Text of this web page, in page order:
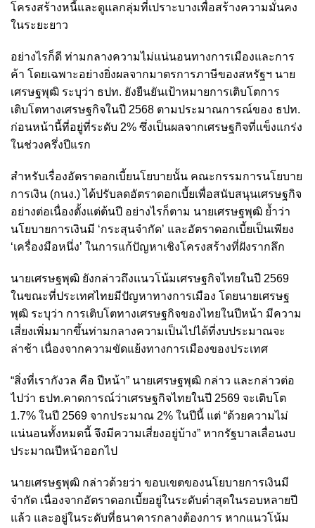
โครงสร้างหนี้และดูแลกลุ่มที่เปราะบางเพื่อสร้างความมั่นคง
ในระยะยาว
อย่างไรก็ดี ท่ามกลางความไม่แน่นอนทางการเมืองและการ
ค้า โดยเฉพาะอย่างยิ่งผลจากมาตรการภาษีของสหรัฐฯ นาย
เศรษฐพุฒิ ระบุว่า ธปท. ยังยืนยันเป้าหมายการเติบโตการ
เติบโตทางเศรษฐกิจในปี 2568 ตามประมาณการณ์ของ ธปท.
ก่อนหน้านี้ที่อยู่ที่ระดับ 2% ซึ่งเป็นผลจากเศรษฐกิจที่แข็งแกร่ง
ในช่วงครึ่งปีแรก
สำหรับเรื่องอัตราดอกเบี้ยนโยบายนั้น คณะกรรมการนโยบาย
การเงิน (กนง.) ได้ปรับลดอัตราดอกเบี้ยเพื่อสนับสนุนเศรษฐกิจ
อย่างต่อเนื่องตั้งแต่ต้นปี อย่างไรก็ตาม นายเศรษฐพุฒิ ย้ำว่า
นโยบายการเงินมี ‘กระสุนจำกัด’ และอัตราดอกเบี้ยเป็นเพียง
‘เครื่องมือหนึ่ง’ ในการแก้ปัญหาเชิงโครงสร้างที่ฝังรากลึก
นายเศรษฐพุฒิ ยังกล่าวถึงแนวโน้มเศรษฐกิจไทยในปี 2569
ในขณะที่ประเทศไทยมีปัญหาทางการเมือง โดยนายเศรษฐ
พุฒิ ระบุว่า การเติบโตทางเศรษฐกิจของไทยในปีหน้า มีความ
เสี่ยงเพิ่มมากขึ้นท่ามกลางความเป็นไปได้ที่งบประมาณจะ
ล่าช้า เนื่องจากความขัดแย้งทางการเมืองของประเทศ
“สิ่งที่เรากังวล คือ ปีหน้า” นายเศรษฐพุฒิ กล่าว และกล่าวต่อ
ไปว่า ธปท.คาดการณ์ว่าเศรษฐกิจไทยในปี 2569 จะเติบโต
1.7% ในปี 2569 จากประมาณ 2% ในปีนี้ แต่ “ด้วยความไม่
แน่นอนทั้งหมดนี้ จึงมีความเสี่ยงอยู่บ้าง” หากรัฐบาลเลื่อนงบ
ประมาณปีหน้าออกไป
นายเศรษฐพุฒิ กล่าวด้วยว่า ขอบเขตของนโยบายการเงินมี
จำกัด เนื่องจากอัตราดอกเบี้ยอยู่ในระดับต่ำสุดในรอบหลายปี
แล้ว และอยู่ในระดับที่ธนาคารกลางต้องการ หากแนวโน้ม